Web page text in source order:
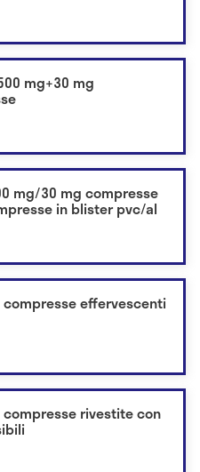
mg+30 mg
mg/30 mg compresse
in blister pvc/al
effervescenti
rivestite con